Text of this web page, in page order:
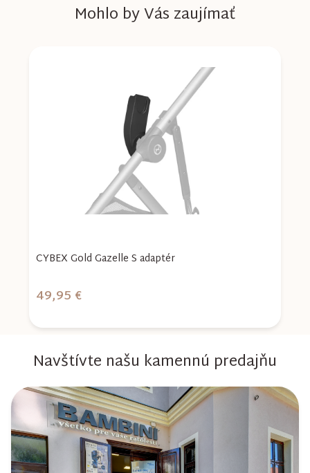
Mohlo by Vás zaujímať
CYBEX Gold Gazelle S adaptér
49,95 €
Navštívte našu kamennú predajňu